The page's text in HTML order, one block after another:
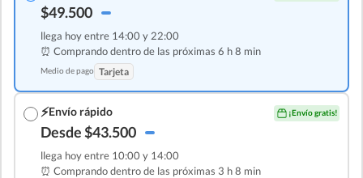
$49.500
llega hoy entre 14:00 y 22:00
⏰ Comprando dentro de las próximas 6 h 8 min
Medio de pago Tarjeta
⚡Envío rápido ¡Envío gratis!
Desde $43.500
llega hoy entre 10:00 y 14:00
⏰ Comprando dentro de las próximas 3 h 8 min